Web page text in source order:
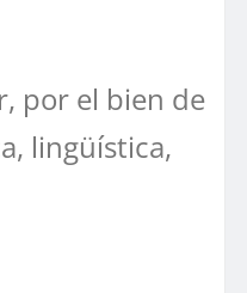
por el bien de
lingüística,